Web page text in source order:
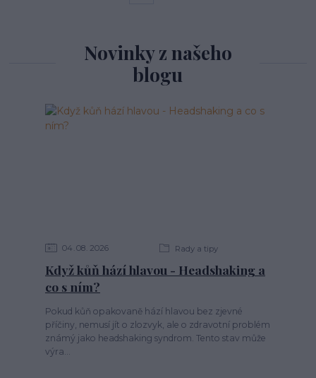
Novinky z našeho
blogu
04 08 2026 Rady a tipy
Když kůň hází hlavou - Headshaking a
co s ním?
Pokud kůň opakovaně hází hlavou bez zjevné
příčiny, nemusí jít o zlozvyk, ale o zdravotní problém
známý jako headshaking syndrom. Tento stav může
výra...